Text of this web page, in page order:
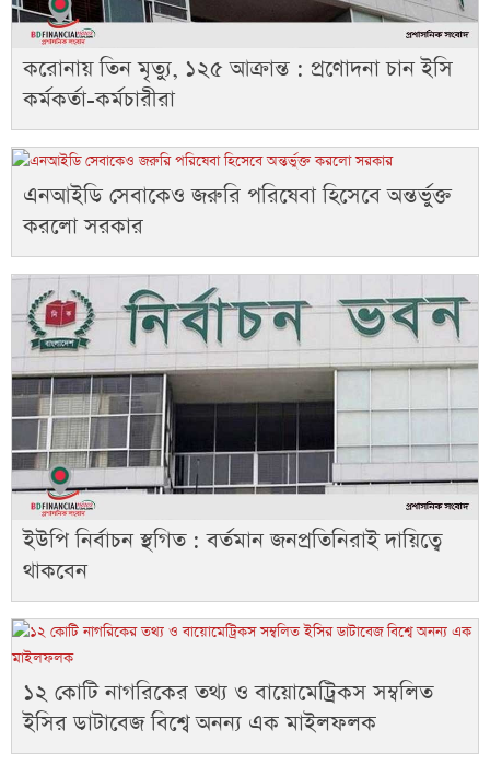
করোনায় তিন মৃত্যু, ১২৫ আক্রান্ত : প্রণোদনা চান ইসি
কর্মকর্তা-কর্মচারীরা
এনআইডি সেবাকেও জরুরি পরিষেবা হিসেবে অন্তর্ভুক্ত
করলো সরকার
ইউপি নির্বাচন স্থগিত : বর্তমান জনপ্রতিনিরাই দায়িত্বে
থাকবেন
১২ কোটি নাগরিকের তথ্য ও বায়োমেট্রিকস সম্বলিত
ইসির ডাটাবেজ বিশ্বে অনন্য এক মাইলফলক